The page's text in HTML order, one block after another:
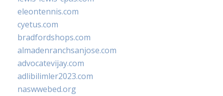
eleontennis.com
cyetus.com
bradfordshops.com
almadenranchsanjose.com
advocatevijay.com
adlibilimler2023.com
naswwebed.org